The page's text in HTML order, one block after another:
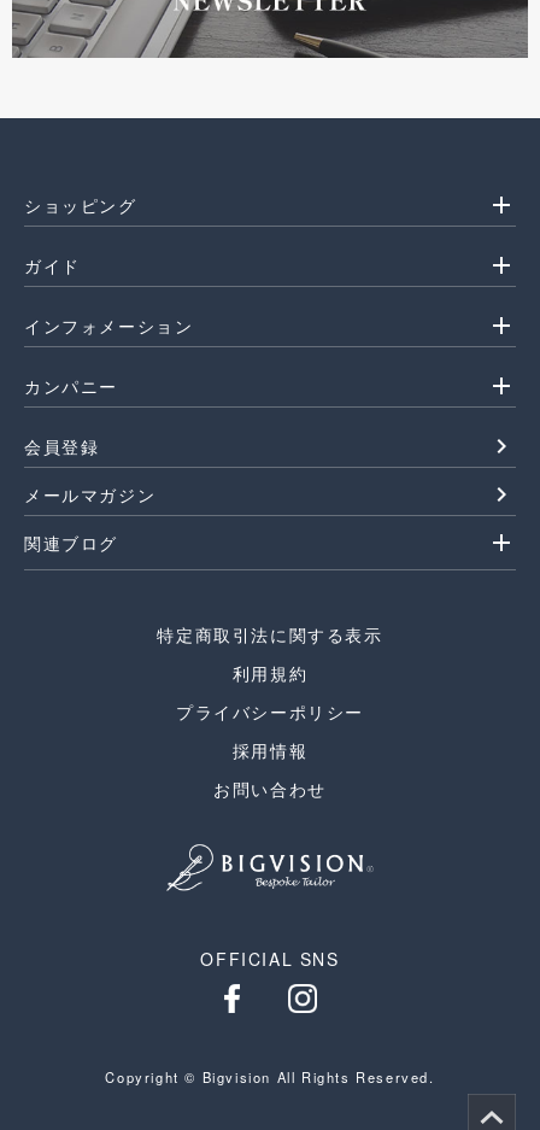
ショッピング add
ガイド add
インフォメーション add
カンパニー add
会員登録 navigate_next
メールマガジン navigate_next
関連ブログ add
特定商取引法に関する表示
利用規約
プライバシーポリシー
採用情報
お問い合わせ
OFFICIAL SNS
Copyright © Bigvision All Rights Reserved.